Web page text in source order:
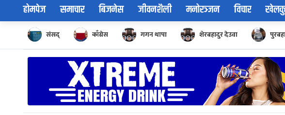
होमपेज समाचार बिजनेस जीवनशैली मनोरञ्जन विचार
संसद् काँग्रेस गगन थापा शेरबहादुर देउवा